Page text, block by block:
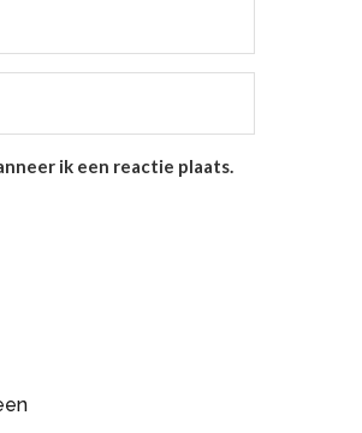
ik een reactie plaats.